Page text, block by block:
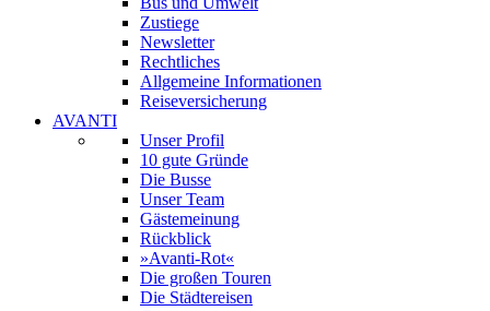
Zustiege
Newsletter
Rechtliches
Allgemeine Informationen
Reiseversicherung
AVANTI
Unser Profil
10 gute Gründe
Die Busse
Unser Team
Gästemeinung
Rückblick
»Avanti-Rot«
Die großen Touren
Die Städtereisen